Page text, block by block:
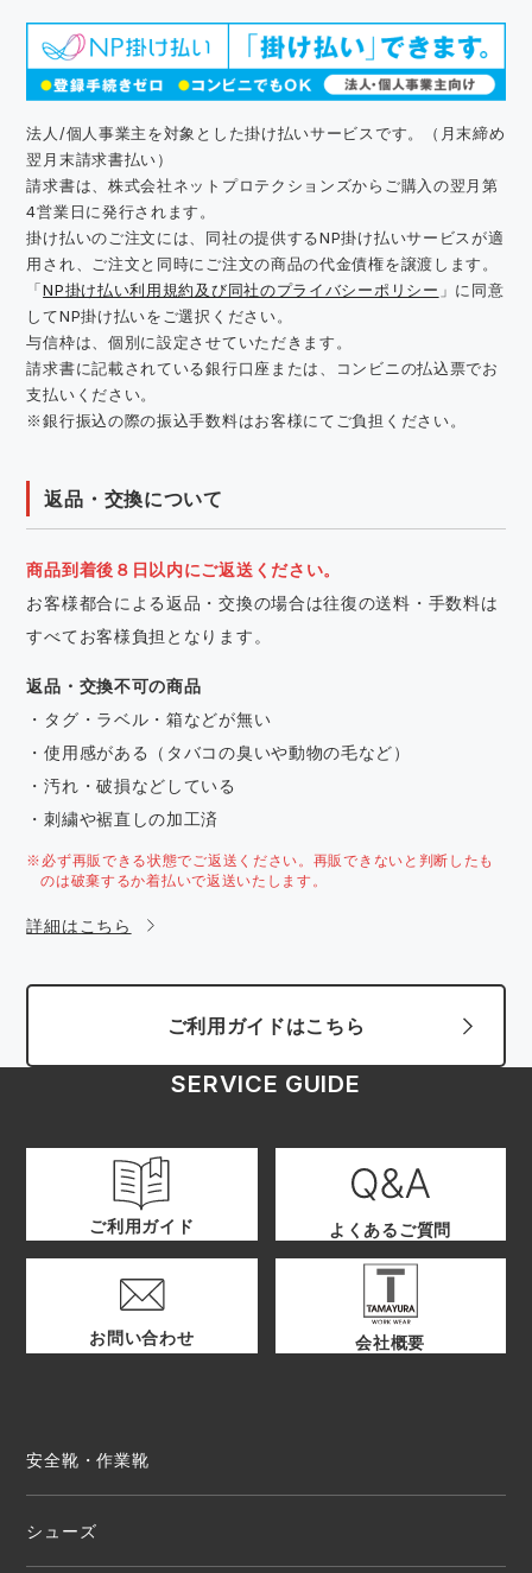
法人/個人事業主を対象とした掛け払いサービスです。（月末締め
翌月末請求書払い）
請求書は、株式会社ネットプロテクションズからご購入の翌月第
4営業日に発行されます。
掛け払いのご注文には、同社の提供するNP掛け払いサービスが適
用され、ご注文と同時にご注文の商品の代金債権を譲渡します。
「NP掛け払い利用規約及び同社のプライバシーポリシー 」に同意
してNP掛け払いをご選択ください。
与信枠は、個別に設定させていただきます。
請求書に記載されている銀行口座または、コンビニの払込票でお
支払いください。
※銀行振込の際の振込手数料はお客様にてご負担ください。
返品・交換について
商品到着後８日以内にご返送ください。
お客様都合による返品・交換の場合は往復の送料・手数料は
すべてお客様負担となります。
返品・交換不可の商品
・タグ・ラベル・箱などが無い
・使用感がある（タバコの臭いや動物の毛など）
・汚れ・破損などしている
・刺繍や裾直しの加工済
※必ず再販できる状態でご返送ください。再販できないと判断したも
のは破棄するか着払いで返送いたします。
詳細はこちら
ご利用ガイドはこちら
SERVICE GUIDE
ご利用ガイド よくあるご質問
お問い合わせ 会社概要
安全靴・作業靴
シューズ